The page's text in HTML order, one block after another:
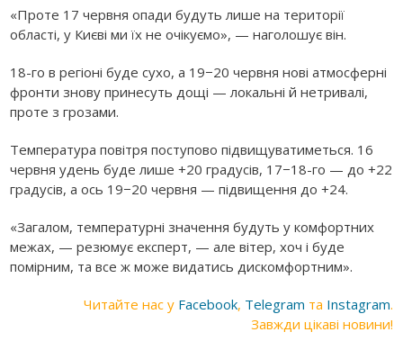
«Проте 17 червня опади будуть лише на території
області, у Києві ми їх не очікуємо», — наголошує він.
18-го в регіоні буде сухо, а 19−20 червня нові атмосферні
фронти знову принесуть дощі — локальні й нетривалі,
проте з грозами.
Температура повітря поступово підвищуватиметься. 16
червня удень буде лише +20 градусів, 17−18-го — до +22
градусів, а ось 19−20 червня — підвищення до +24.
«Загалом, температурні значення будуть у комфортних
межах, — резюмує експерт, — але вітер, хоч і буде
помірним, та все ж може видатись дискомфортним».
Читайте нас у Facebook, Telegram та Instagram.
Завжди цікаві новини!